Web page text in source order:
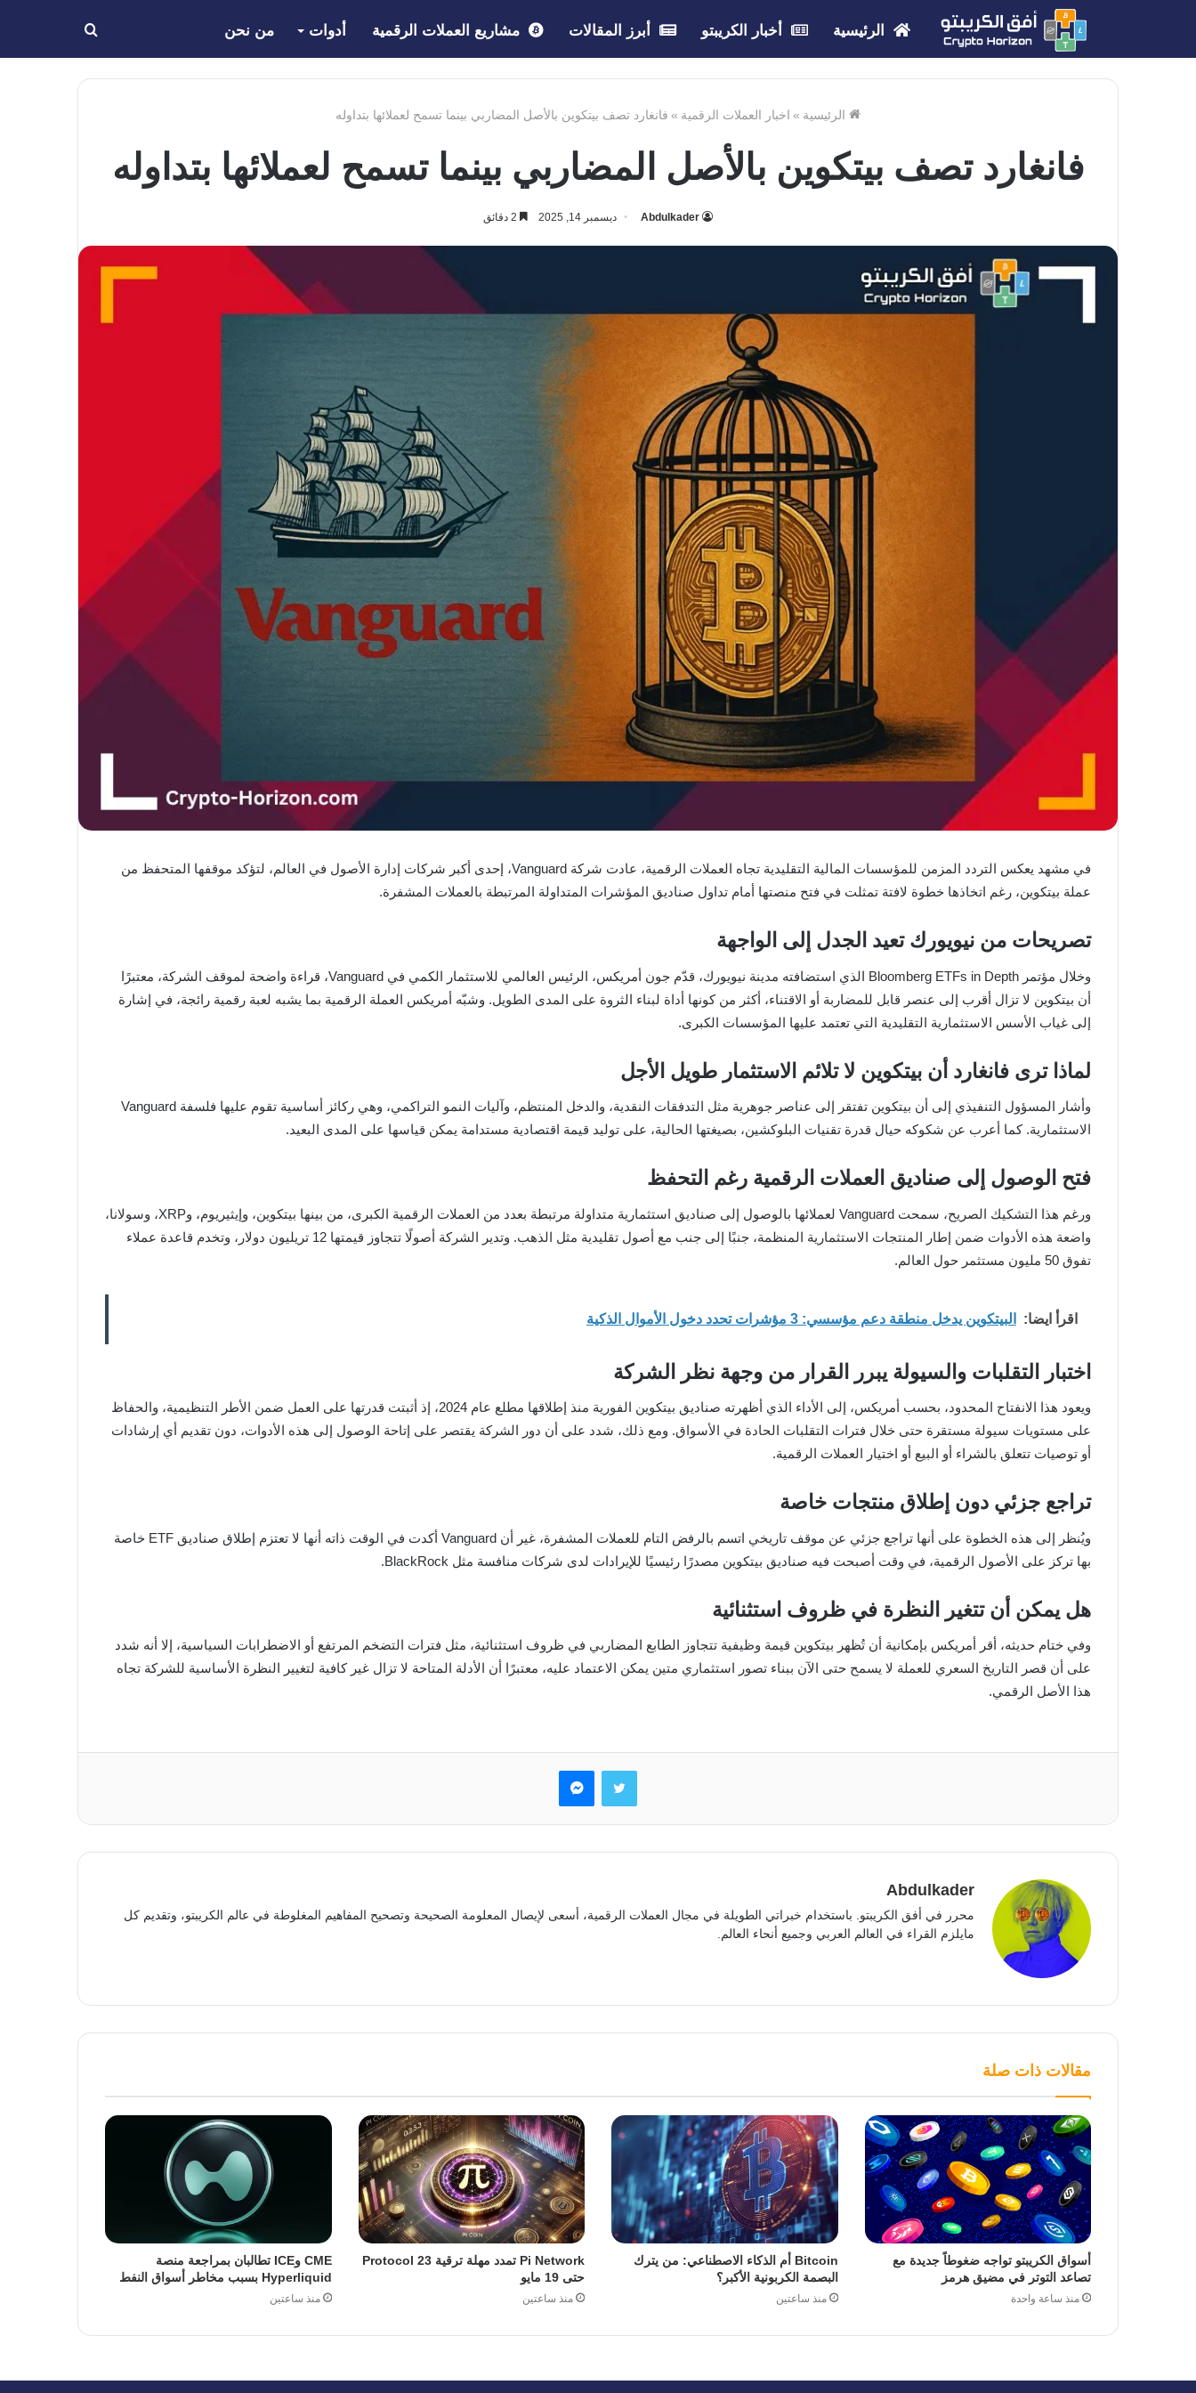
الرئيسية أخبار الكريبتو أبرز المقالات مشاريع العملات الرقمية أدوات من نحن بحث
عن
الرئيسية » اخبار العملات الرقمية » فانغارد تصف بيتكوين بالأصل المضاربي بينما تسمح لعملائها بتداوله
فانغارد تصف بيتكوين بالأصل المضاربي بينما تسمح لعملائها بتداوله
Abdulkader ديسمبر 14, 2025
في مشهد يعكس التردد المزمن للمؤسسات المالية التقليدية تجاه العملات الرقمية، عادت شركة Vanguard، إحدى أكبر شركات إدارة الأصول في العالم، لتؤكد موقفها المتحفظ من
عملة بيتكوين، رغم اتخاذها خطوة لافتة تمثلت في فتح منصتها أمام تداول صناديق المؤشرات المتداولة المرتبطة بالعملات المشفرة.
تصريحات من نيويورك تعيد الجدل إلى الواجهة
وخلال مؤتمر Bloomberg ETFs in Depth الذي استضافته مدينة نيويورك، قدّم جون أمريكس، الرئيس العالمي للاستثمار الكمي في Vanguard، قراءة واضحة لموقف الشركة، معتبرًا
أن بيتكوين لا تزال أقرب إلى عنصر قابل للمضاربة أو الاقتناء، أكثر من كونها أداة لبناء الثروة على المدى الطويل. وشبّه أمريكس العملة الرقمية بما يشبه لعبة رقمية رائجة، في إشارة
إلى غياب الأسس الاستثمارية التقليدية التي تعتمد عليها المؤسسات الكبرى.
لماذا ترى فانغارد أن بيتكوين لا تلائم الاستثمار طويل الأجل
وأشار المسؤول التنفيذي إلى أن بيتكوين تفتقر إلى عناصر جوهرية مثل التدفقات النقدية، والدخل المنتظم، وآليات النمو التراكمي، وهي ركائز أساسية تقوم عليها فلسفة Vanguard
الاستثمارية. كما أعرب عن شكوكه حيال قدرة تقنيات البلوكشين، بصيغتها الحالية، على توليد قيمة اقتصادية مستدامة يمكن قياسها على المدى البعيد.
فتح الوصول إلى صناديق العملات الرقمية رغم التحفظ
ورغم هذا التشكيك الصريح، سمحت Vanguard لعملائها بالوصول إلى صناديق استثمارية متداولة مرتبطة بعدد من العملات الرقمية الكبرى، من بينها بيتكوين، وإيثيريوم، وXRP، وسولانا،
واضعة هذه الأدوات ضمن إطار المنتجات الاستثمارية المنظمة، جنبًا إلى جنب مع أصول تقليدية مثل الذهب. وتدير الشركة أصولًا تتجاوز قيمتها 12 تريليون دولار، وتخدم قاعدة عملاء
تفوق 50 مليون مستثمر حول العالم.
اقرأ ايضا: البيتكوين يدخل منطقة دعم مؤسسي: 3 مؤشرات تحدد دخول الأموال الذكية
اختبار التقلبات والسيولة يبرر القرار من وجهة نظر الشركة
ويعود هذا الانفتاح المحدود، بحسب أمريكس، إلى الأداء الذي أظهرته صناديق بيتكوين الفورية منذ إطلاقها مطلع عام 2024، إذ أثبتت قدرتها على العمل ضمن الأطر التنظيمية، والحفاظ
على مستويات سيولة مستقرة حتى خلال فترات التقلبات الحادة في الأسواق. ومع ذلك، شدد على أن دور الشركة يقتصر على إتاحة الوصول إلى هذه الأدوات، دون تقديم أي إرشادات
أو توصيات تتعلق بالشراء أو البيع أو اختيار العملات الرقمية.
تراجع جزئي دون إطلاق منتجات خاصة
ويُنظر إلى هذه الخطوة على أنها تراجع جزئي عن موقف تاريخي اتسم بالرفض التام للعملات المشفرة، غير أن Vanguard أكدت في الوقت ذاته أنها لا تعتزم إطلاق صناديق ETF خاصة
بها تركز على الأصول الرقمية، في وقت أصبحت فيه صناديق بيتكوين مصدرًا رئيسيًا للإيرادات لدى شركات منافسة مثل BlackRock.
هل يمكن أن تتغير النظرة في ظروف استثنائية
وفي ختام حديثه، أقر أمريكس بإمكانية أن تُظهر بيتكوين قيمة وظيفية تتجاوز الطابع المضاربي في ظروف استثنائية، مثل فترات التضخم المرتفع أو الاضطرابات السياسية، إلا أنه شدد
على أن قصر التاريخ السعري للعملة لا يسمح حتى الآن ببناء تصور استثماري متين يمكن الاعتماد عليه، معتبرًا أن الأدلة المتاحة لا تزال غير كافية لتغيير النظرة الأساسية للشركة تجاه
هذا الأصل الرقمي.
تويتر ماسنجر
Abdulkader
محرر في أفق الكريبتو. باستخدام خبراتي الطويلة في مجال العملات الرقمية، أسعى لإيصال المعلومة الصحيحة وتصحيح المفاهيم المغلوطة في عالم الكريبتو، وتقديم كل
مايلزم القراء في العالم العربي وجميع أنحاء العالم.
مقالات ذات صلة
أسواق الكريبتو تواجه ضغوطاً جديدة مع
تصاعد التوتر في مضيق هرمز
منذ ساعة واحدة
Bitcoin أم الذكاء الاصطناعي: من يترك
البصمة الكربونية الأكبر؟
منذ ساعتين
Pi Network تمدد مهلة ترقية Protocol 23
حتى 19 مايو
منذ ساعتين
CME وICE تطالبان بمراجعة منصة
Hyperliquid بسبب مخاطر أسواق النفط
منذ ساعتين